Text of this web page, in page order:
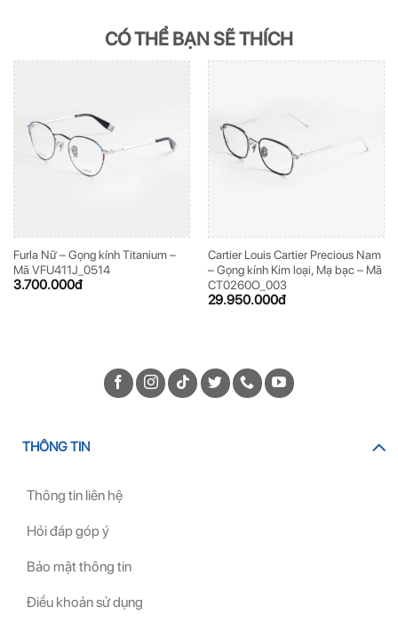
CÓ THỂ BẠN SẼ THÍCH
Furla Nữ – Gọng kính Titanium –
Mã VFU411J_0514
3.700.000đ
Cartier Louis Cartier Precious Nam
– Gọng kính Kim loại, Mạ bạc – Mã
CT0260O_003
29.950.000đ
THÔNG TIN
Thông tin liên hệ
Hỏi đáp góp ý
Bảo mật thông tin
Điều khoản sử dụng